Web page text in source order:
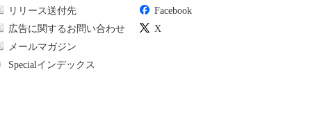
リリース送付先
広告に関するお問い合わせ
メールマガジン
Specialインデックス
Facebook
X